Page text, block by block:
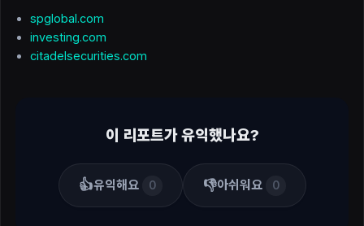
spglobal.com
investing.com
citadelsecurities.com
이 리포트가 유익했나요?
👍유익해요 0 👎아쉬워요 0